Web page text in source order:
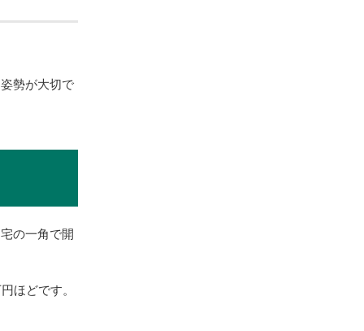
勢が大切で
の一角で開
ほどです。